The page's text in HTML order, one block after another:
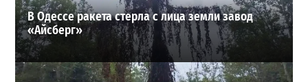
В Одессе ракета стерла с лица земли завод
«Айсберг»